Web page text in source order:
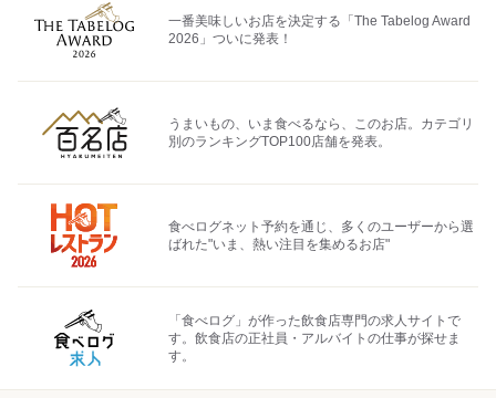
一番美味しいお店を決定する「The Tabelog Award
2026」ついに発表！
うまいもの、いま食べるなら、このお店。カテゴリ
別のランキングTOP100店舗を発表。
食べログネット予約を通じ、多くのユーザーから選
ばれた"いま、熱い注目を集めるお店"
「食べログ」が作った飲食店専門の求人サイトで
す。飲食店の正社員・アルバイトの仕事が探せま
す。